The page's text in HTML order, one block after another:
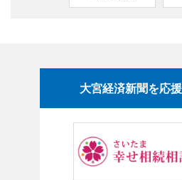
大宮経済新聞を応